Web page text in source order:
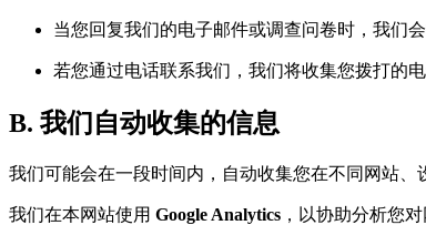
当您回复我们的电子邮件或调查问卷时，我们
若您通过电话联系我们，我们将收集您拨打的
B. 我们自动收集的信息
我们可能会在一段时间内，自动收集您在不同网站、
我们在本网站使用 Google Analytics ，以协助分析您